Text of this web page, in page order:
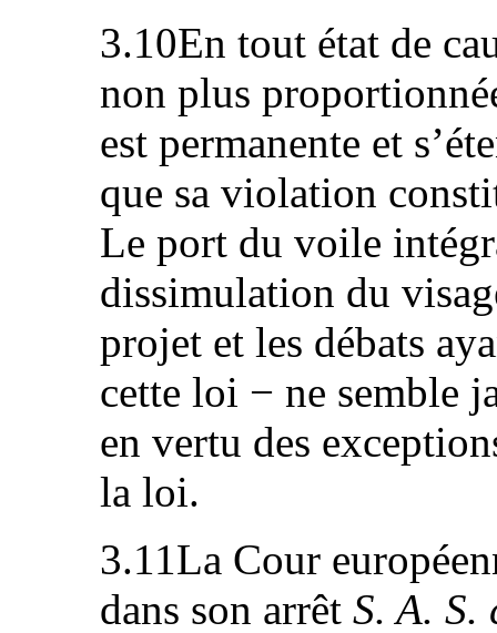
3.10En tout état de
non plus
est permanente et
que sa violation
Le port du voile
dissimulation du
projet et les débats
cette loi − ne semble
en vertu des
la loi.
3.11La Cour
dans son arrêt S. A. S.